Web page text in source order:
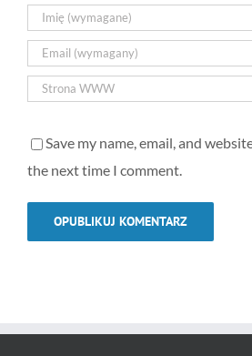
Save my name, email, and
the next time I comment.